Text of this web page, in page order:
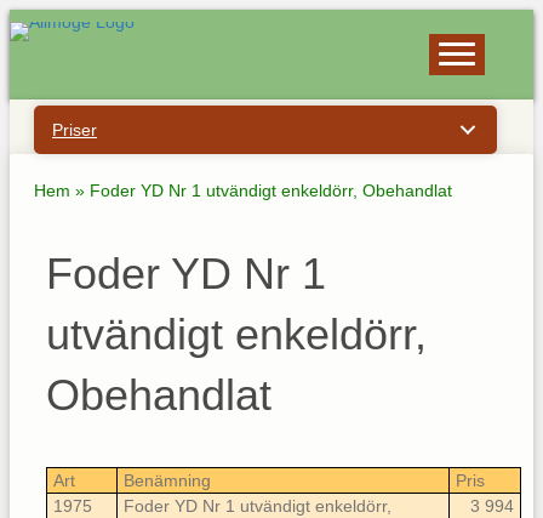
Priser
Hem » Foder YD Nr 1 utvändigt enkeldörr, Obehandlat
Foder YD Nr 1
utvändigt enkeldörr,
Obehandlat
Art Benämning
Pris
1975
Foder YD Nr 1 utvändigt enkeldörr,
3 994